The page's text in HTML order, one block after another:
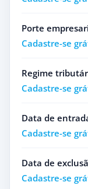
Porte
Cadastre-se
Regime
Cadastre-se
Data de
Cadastre-se
Data de
Cadastre-se